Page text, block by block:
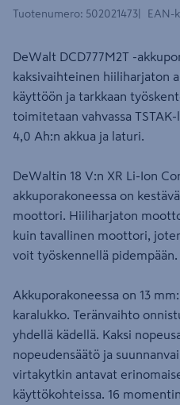
Tuotenumero: 502021473 EAN-
DeWalt DCD777M2T -
kaksivaihteinen hiiliharjaton
käyttöön ja tarkkaan
toimitetaan vahvassa
4,0 Ah:n akkua ja laturi.
DeWaltin 18 V:n XR Li-Ion
akkuporakoneessa on
moottori. Hiiliharjaton
kuin tavallinen moottori,
voit työskennellä pidempään.
Akkuporakoneessa on 13
karalukko. Teränvaihto
yhdellä kädellä. Kaksi
nopeudensäätö ja
virtakytkin antavat
käyttökohteissa. 16